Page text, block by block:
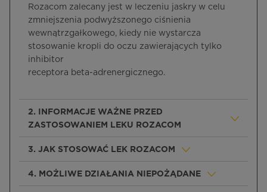
Rozacom zalecany jest w leczeniu jaskry w celu
zmniejszenia podwyższonego ciśnienia
wewnątrzgałkowego, kiedy nie wystarcza
stosowanie kropli do oczu zawierających tylko
inhibitor
receptora beta-adrenergicznego.
2. INFORMACJE WAŻNE PRZED
ZASTOSOWANIEM LEKU ROZACOM
3. JAK STOSOWAĆ LEK ROZACOM
4. MOŻLIWE DZIAŁANIA NIEPOŻĄDANE